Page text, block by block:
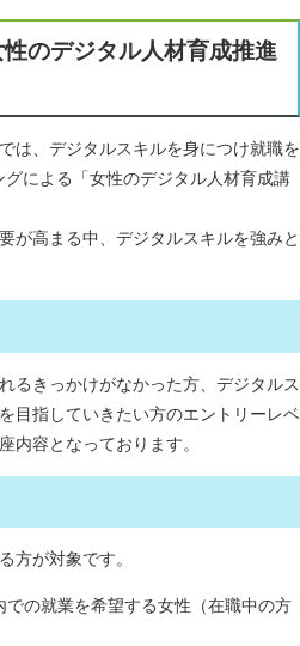
のデジタル人材育成推進
は、デジタルスキルを身につけ就職を
グによる「女性のデジタル人材育成講
が高まる中、デジタルスキルを強みと
るきっかけがなかった方、デジタルス
目指していきたい方のエントリーレベ
内容となっております。
方が対象です。
での就業を希望する女性（在職中の方